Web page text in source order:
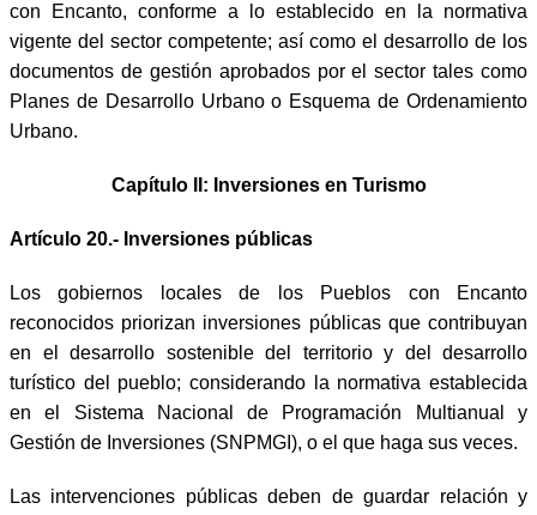
con Encanto, conforme a lo establecido en la normativa
vigente del sector competente; así como el desarrollo de los
documentos de gestión aprobados por el sector tales como
Planes de Desarrollo Urbano o Esquema de Ordenamiento
Urbano.
Capítulo II: Inversiones en Turismo
Artículo 20.- Inversiones públicas
Los gobiernos locales de los Pueblos con Encanto
reconocidos priorizan inversiones públicas que contribuyan
en el desarrollo sostenible del territorio y del desarrollo
turístico del pueblo; considerando la normativa establecida
en el Sistema Nacional de Programación Multianual y
Gestión de Inversiones (SNPMGI), o el que haga sus veces.
Las intervenciones públicas deben de guardar relación y